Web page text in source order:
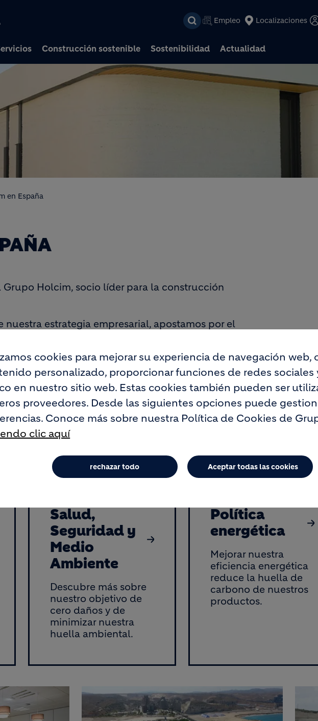
Pasar al contenido principal
Empleo Localizaciones
Construcción sostenible Sostenibilidad Actualidad
en España
Grupo Holcim, socio líder para la construcción
nuestra estrategia empresarial, apostamos por el
de vanguardia orientados a la construcción de
en carbono.
por más de 1.000 personas y cuenta con cinco fábricas
dos moliendas de cemento, dos plantas de
y tratamiento de residuos, una fábrica de
terminales de carga, dos centros de distribución y
innovación e investigación.
Salud,
Seguridad y
Medio
Ambiente
Descubre más sobre
nuestro objetivo de
cero daños y de
minimizar nuestra
huella ambiental.
Política
energética
Mejorar nuestra
eficiencia energética
reduce la huella de
carbono de nuestros
productos.
cookies para mejorar su experiencia de navegación web,
personalizado, proporcionar funciones de redes sociales
en nuestro sitio web. Estas cookies también pueden ser
proveedores. Desde las siguientes opciones puede
Conoce más sobre nuestra Política de Cookies de
clic aquí
Aceptar todas las cookies
rechazar todo